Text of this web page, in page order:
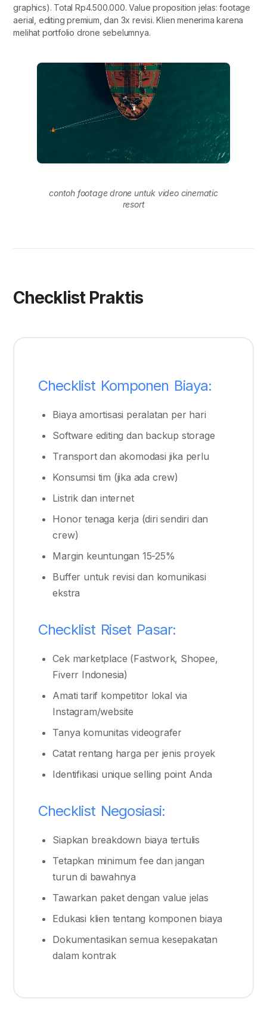
graphics). Total Rp4.500.000. Value proposition jelas: footage
aerial, editing premium, dan 3x revisi. Klien menerima karena
melihat portfolio drone sebelumnya.
contoh footage drone untuk video cinematic
resort
Checklist Praktis
Checklist Komponen Biaya:
Biaya amortisasi peralatan per hari
Software editing dan backup storage
Transport dan akomodasi jika perlu
Konsumsi tim (jika ada crew)
Listrik dan internet
Honor tenaga kerja (diri sendiri dan
crew)
Margin keuntungan 15-25%
Buffer untuk revisi dan komunikasi
ekstra
Checklist Riset Pasar:
Cek marketplace (Fastwork, Shopee,
Fiverr Indonesia)
Amati tarif kompetitor lokal via
Instagram/website
Tanya komunitas videografer
Catat rentang harga per jenis proyek
Identifikasi unique selling point Anda
Checklist Negosiasi:
Siapkan breakdown biaya tertulis
Tetapkan minimum fee dan jangan
turun di bawahnya
Tawarkan paket dengan value jelas
Edukasi klien tentang komponen biaya
Dokumentasikan semua kesepakatan
dalam kontrak